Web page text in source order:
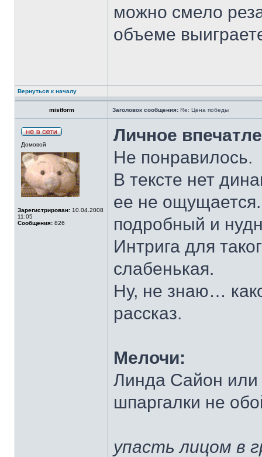
можно смело
объеме
Вернуться к началу
mistform Заголовок сообщения: Re: Цена победы
Домовой
Зарегистрирован: 10.04.2008
11:05
Сообщения: 826
Личное
Не понравилось.
В тексте нет
ее не
подробный и
Интрига для
слабенькая.
Ну, не знаю…
рассказ.
Мелочи:
Линда Сайон или
шпаргалки не
упасть лицом в